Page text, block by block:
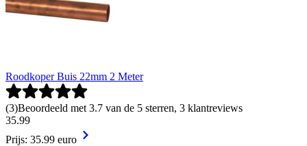
Roodkoper Buis 22mm 2 Meter
(3)Beoordeeld met 3.7 van de 5 sterren, 3 klantreviews
35.99
Prijs: 35.99 euro